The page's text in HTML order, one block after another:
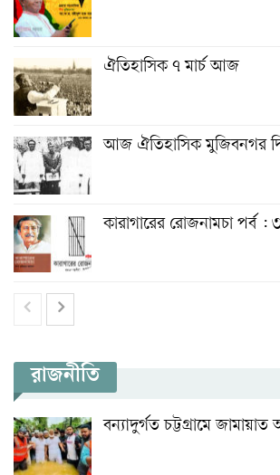
ঐতিহাসিক ৭ মার্চ আজ
আজ ঐতিহাসিক মুজিবনগর
কারাগারের রোজনামচা পর্ব :
রাজনীতি
বন্যাদুর্গত চট্টগ্রামে